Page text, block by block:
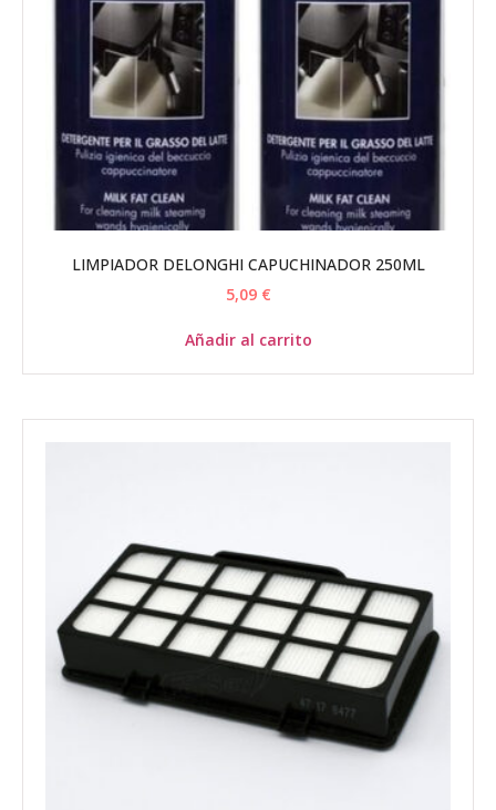
LIMPIADOR DELONGHI CAPUCHINADOR 250ML
5,09 €
Añadir al carrito